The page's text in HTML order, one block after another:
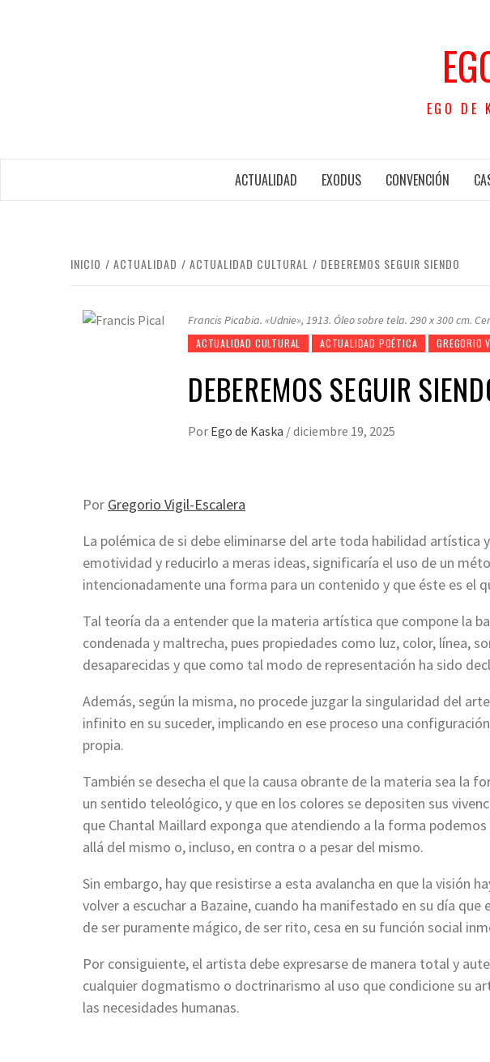
EGO DE
ACTUALIDAD EXODUS CONVENCIÓN
INICIO ACTUALIDAD ACTUALIDAD CULTURAL DEBEREMOS SEGUIR SIENDO
Francis Picabia. «Udnie», 1913. Óleo sobre tela. 290 x 300 cm.
ACTUALIDAD CULTURAL ACTUALIDAD POÉTICA GREGORIO
DEBEREMOS SEGUIR
Por Ego de Kaska /diciembre 19, 2025
Por Gregorio Vigil-Escalera
La polémica de si debe eliminarse del arte toda habilidad artística
emotividad y reducirlo a meras ideas, significaría el uso de un
intencionadamente una forma para un contenido y que éste es el
Tal teoría da a entender que la materia artística que compone la
condenada y maltrecha, pues propiedades como luz, color, línea,
desaparecidas y que como tal modo de representación ha sido
Además, según la misma, no procede juzgar la singularidad del
infinito en su suceder, implicando en ese proceso una
propia.
También se desecha el que la causa obrante de la materia sea la
un sentido teleológico, y que en los colores se depositen sus
que Chantal Maillard exponga que atendiendo a la forma
allá del mismo o, incluso, en contra o a pesar del mismo.
Sin embargo, hay que resistirse a esta avalancha en que la visión
volver a escuchar a Bazaine, cuando ha manifestado en su día
de ser puramente mágico, de ser rito, cesa en su función social
Por consiguiente, el artista debe expresarse de manera total y
cualquier dogmatismo o doctrinarismo al uso que condicione su
las necesidades humanas.